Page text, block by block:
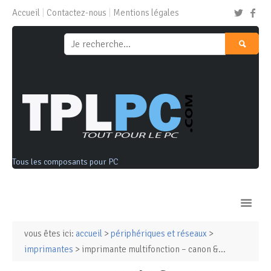
Accueil Contactez-nous Mentions légales
Tous les composants pour PC
Ordinateurs & Tablettes
vous êtes ici: accueil > périphériques et réseaux >
imprimantes > imprimante multifonction – canon &...